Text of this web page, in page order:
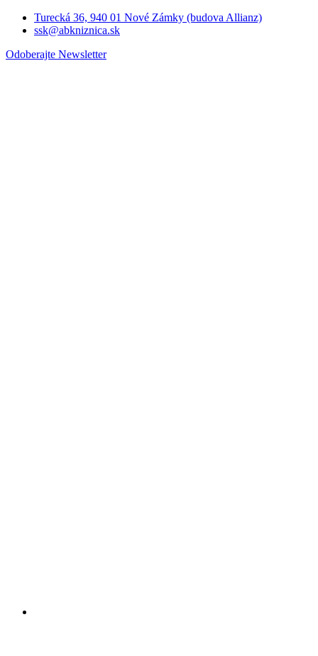
Turecká 36, 940 01 Nové Zámky (budova Allianz)
ssk@abkniznica.sk
Odoberajte Newsletter